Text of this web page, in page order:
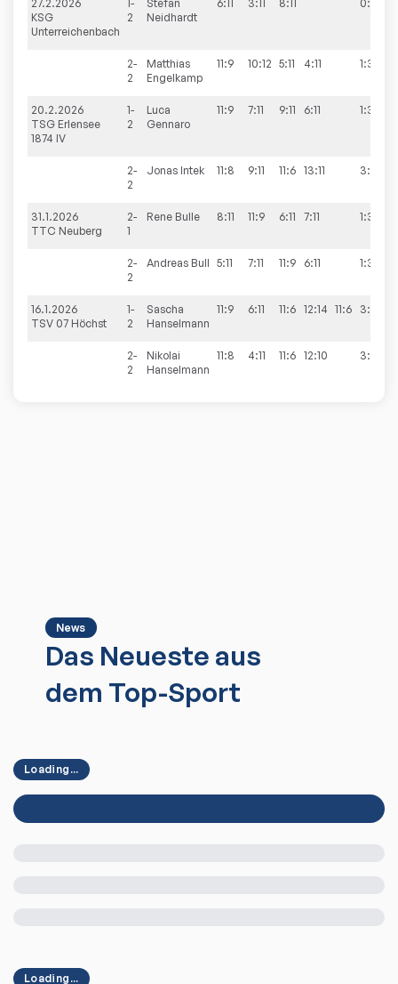
27.2.2026
KSG
Unterreichenbach
1-
2
Stefan
Neidhardt
6:11 3:11 8:11 0:3
2-
2
Matthias
Engelkamp
11:9 10:12 5:11 4:11 1:3
20.2.2026
TSG Erlensee
1874 IV
1-
2
Luca
Gennaro
11:9 7:11 9:11 6:11 1:3
2-
2
Jonas Intek 11:8 9:11 11:6 13:11 3:1
31.1.2026
TTC Neuberg
2-
1
Rene Bulle 8:11 11:9 6:11 7:11 1:3
2-
2
Andreas Bull 5:11 7:11 11:9 6:11 1:3
16.1.2026
TSV 07 Höchst
1-
2
Sascha
Hanselmann
11:9 6:11 11:6 12:14 11:6 3:2
2-
2
Nikolai
Hanselmann
11:8 4:11 11:6 12:10 3:1
News
Das Neueste aus
dem Top-Sport
Loading...
Loading...